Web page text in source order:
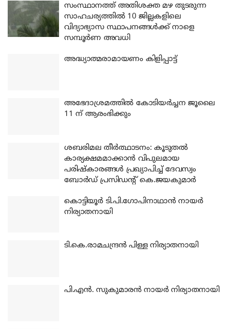
സംസ്ഥാനത്ത് അതിശക്ത മഴ തുടരുന്ന
സാഹചര്യത്തിൽ 10 ജില്ലകളിലെ
വിദ്യാഭ്യാസ സ്ഥാപനങ്ങൾക്ക് നാളെ
സമ്പൂർണ അവധി
അദ്ധ്യാത്മരാമായണം കിളിപ്പാട്ട്
അഭേദാശ്രമത്തില്‍ കോടിയര്‍ച്ചന ജൂലൈ
11 ന് ആരംഭിക്കും
ശബരിമല തീര്‍ത്ഥാടനം: കൂടുതല്‍
കാര്യക്ഷമമാക്കാന്‍ വിപുലമായ
പരിഷ്‌കാരങ്ങള്‍ പ്രഖ്യാപിച്ച് ദേവസ്വം
ബോര്‍ഡ് പ്രസിഡന്റ് കെ.ജയകുമാര്‍
കൊട്ടിയൂര്‍ ടി.പി.ഗോപിനാഥാന്‍ നായര്‍
നിര്യാതനായി
ടി.കെ.രാമചന്ദ്രന്‍ പിള്ള നിര്യാതനായി
പി.എന്‍. സുകുമാരന്‍ നായര്‍ നിര്യാതനായി